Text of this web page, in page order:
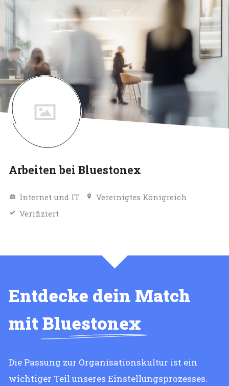
Arbeiten bei Bluestonex
Internet und IT
Vereinigtes Königreich
Verifiziert
Entdecke dein Match
mit Bluestonex
Die Passung zur Organisationskultur ist ein
wichtiger Teil unseres Einstellungsprozesses.